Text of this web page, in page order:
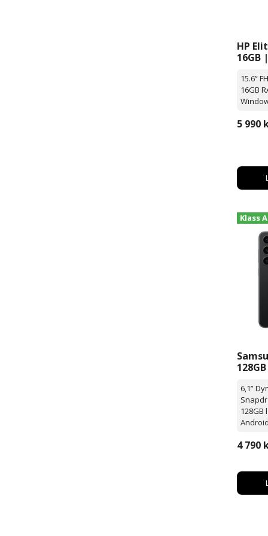
HP
16GB
15.6”
16GB
5 990
Klass A
6,1”
128GB
Android
4 790